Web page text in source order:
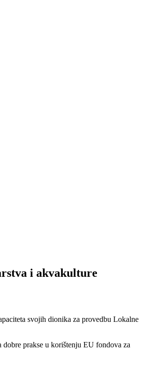
i akvakulture
svojih dionika za provedbu Lokalne
prakse u korištenju EU fondova za